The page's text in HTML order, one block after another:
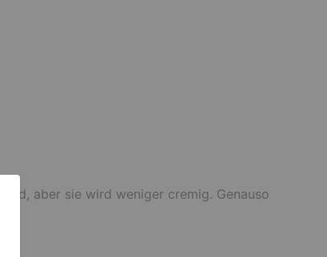
aber sie wird weniger cremig. Genauso